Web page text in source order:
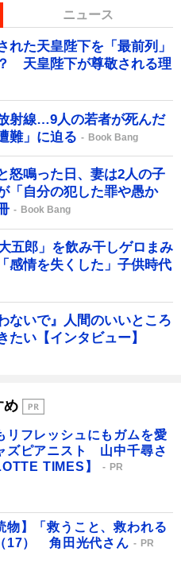
ニュース
れた天皇陛下を「最前列」
天皇陛下が尊敬される理
射線…9人の若者が死んだ
難」に迫る
Book Bang
怒鳴った日、妻は2人の子
「自分の犯した罪や愚か
Book Bang
五郎」を飲み干しゲロまみ
感情を失くした」子供時代
ないで』人間のいいところ
たい【インタビュー】
め
リフレッシュにもガムを愛
ズピアニスト 山中千尋さ
TIMES】
PR
物】「救うこと、救われる
17） 角田光代さん
PR